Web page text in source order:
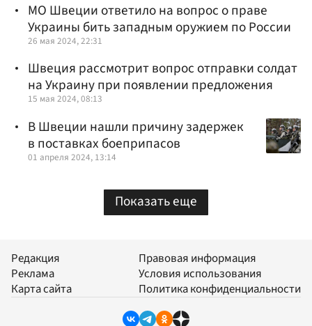
МО Швеции ответило на вопрос о праве
Украины бить западным оружием по России
26 мая 2024, 22:31
Швеция рассмотрит вопрос отправки солдат
на Украину при появлении предложения
15 мая 2024, 08:13
В Швеции нашли причину задержек
в поставках боеприпасов
01 апреля 2024, 13:14
Показать еще
Редакция
Реклама
Карта сайта
Правовая информация
Условия использования
Политика конфиденциальности